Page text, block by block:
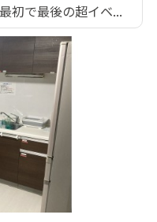
初で最後の超イベ...